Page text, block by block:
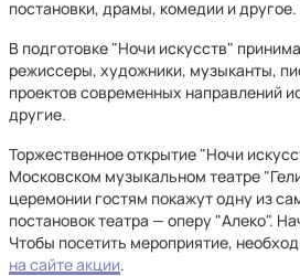
постановки, драмы, комедии и другое.
В подготовке "Ночи искусств"
режиссеры, художники, музыканты,
проектов современных направлений
другие.
Торжественное открытие "Ночи
Московском музыкальном театре
церемонии гостям покажут одну из
постановок театра — оперу "Алеко".
Чтобы посетить мероприятие,
на сайте акции.